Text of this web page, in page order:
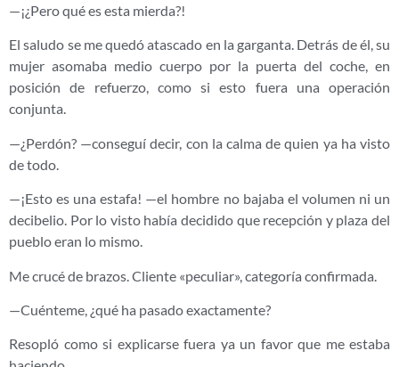
—¡¿Pero qué es esta mierda?!
El saludo se me quedó atascado en la garganta. Detrás de él, su
mujer asomaba medio cuerpo por la puerta del coche, en
posición de refuerzo, como si esto fuera una operación
conjunta.
—¿Perdón? —conseguí decir, con la calma de quien ya ha visto
de todo.
—¡Esto es una estafa! —el hombre no bajaba el volumen ni un
decibelio. Por lo visto había decidido que recepción y plaza del
pueblo eran lo mismo.
Me crucé de brazos. Cliente «peculiar», categoría confirmada.
—Cuénteme, ¿qué ha pasado exactamente?
Resopló como si explicarse fuera ya un favor que me estaba